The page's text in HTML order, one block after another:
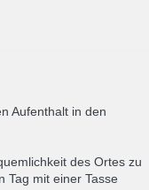
Aufenthalt in den
des Ortes zu
Tag mit einer Tasse